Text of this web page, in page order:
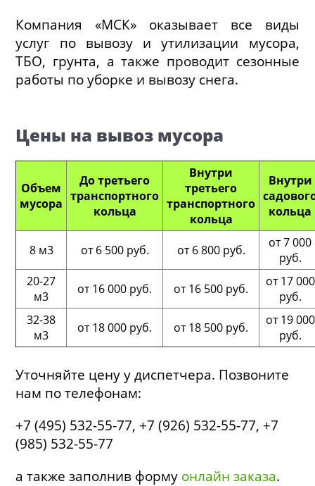
Компания «МСК» оказывает все виды
услуг по вывозу и утилизации мусора,
ТБО, грунта, а также проводит сезонные
работы по уборке и вывозу снега.
Цены на вывоз мусора
Объем
мусора
До третьего
транспортного
кольца
Внутри
третьего
транспортного
кольца
Внутри
кольца
8 м3 от 6 500 руб. от 6 800 руб.
от 7 000
руб.
20-27
м3
от 16 000 руб. от 16 500 руб.
от 17 000
руб.
32-38
м3
от 18 000 руб. от 18 500 руб.
от 19 000
руб.
Уточняйте цену у диспетчера. Позвоните
нам по телефонам:
+7 (495) 532-55-77, +7 (926) 532-55-77, +7
(985) 532-55-77
а также заполнив форму онлайн заказа.